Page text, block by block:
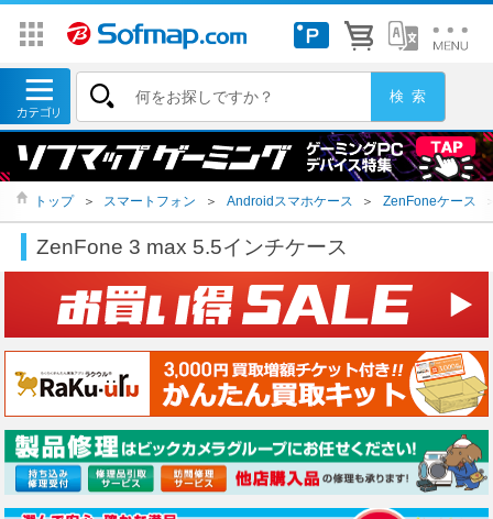
トップ ＞ スマートフォン ＞ Androidスマホケース ＞ ZenFoneケース
ZenFone 3 max 5.5インチケース